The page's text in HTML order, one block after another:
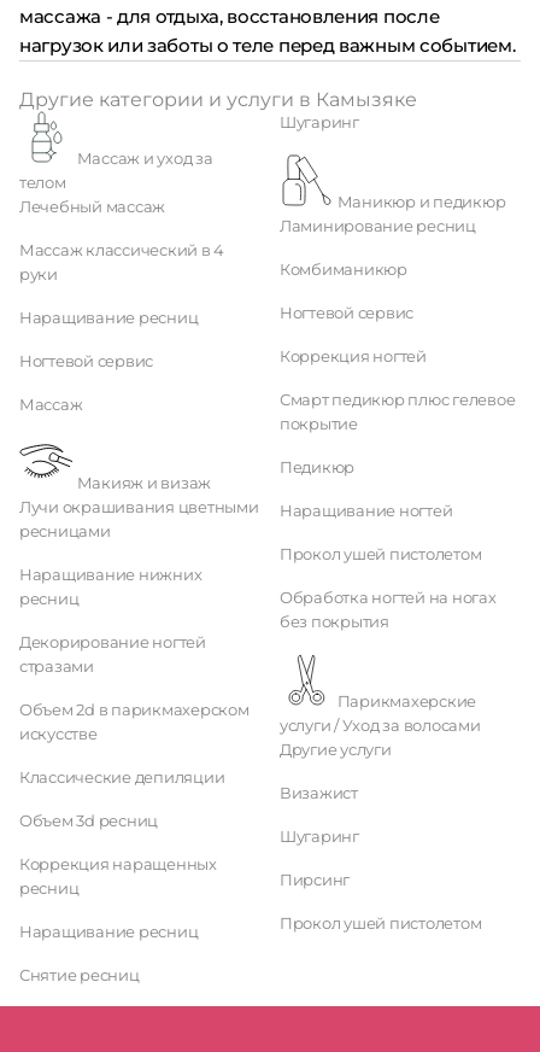
массажа - для отдыха, восстановления после
нагрузок или заботы о теле перед важным событием.
Другие категории и услуги в Камызяке
телом
Лечебный массаж
Массаж классический в 4
руки
Наращивание ресниц
Ногтевой сервис
Массаж
Макияж и визаж
Лучи окрашивания цветными
ресницами
Наращивание нижних
ресниц
Декорирование ногтей
стразами
Объем 2d в парикмахерском
искусстве
Классические депиляции
Объем 3d ресниц
Коррекция наращенных
ресниц
Наращивание ресниц
Снятие ресниц
Шугаринг
Маникюр и педикюр
Ламинирование ресниц
Комбиманикюр
Ногтевой сервис
Коррекция ногтей
Смарт педикюр плюс гелевое
покрытие
Педикюр
Наращивание ногтей
Прокол ушей пистолетом
Обработка ногтей на ногах
без покрытия
услуги / Уход за волосами
Другие услуги
Визажист
Шугаринг
Пирсинг
Прокол ушей пистолетом